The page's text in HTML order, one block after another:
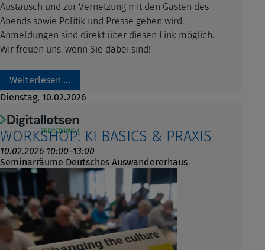
Austausch und zur Vernetzung mit den Gästen des
Abends sowie Politik und Presse geben wird.
Anmeldungen sind direkt über diesen Link möglich.
Wir freuen uns, wenn Sie dabei sind!
Weiterlesen …
Dienstag, 10.02.2026
WORKSHOP: KI BASICS & PRAXIS
10.02.2026 10:00–13:00
Seminarräume Deutsches Auswandererhaus